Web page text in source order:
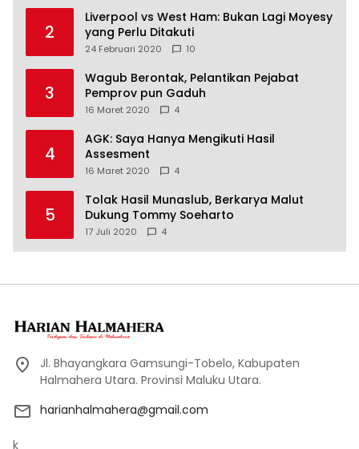
2
Liverpool vs West Ham: Bukan Lagi Moyesy
yang Perlu Ditakuti
24 Februari 2020 10
3
Wagub Berontak, Pelantikan Pejabat
Pemprov pun Gaduh
16 Maret 2020 4
4
AGK: Saya Hanya Mengikuti Hasil
Assesment
16 Maret 2020 4
5
Tolak Hasil Munaslub, Berkarya Malut
Dukung Tommy Soeharto
17 Juli 2020 4
Jl. Bhayangkara Gamsungi-Tobelo, Kabupaten
Halmahera Utara. Provinsi Maluku Utara.
harianhalmahera@gmail.com
k